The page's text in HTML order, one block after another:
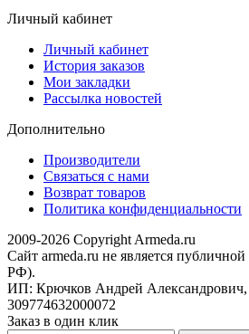
Личный кабинет
Личный кабинет
История заказов
Мои закладки
Рассылка новостей
Дополнительно
Производители
Связаться с нами
Возврат товаров
Политика конфиденциальности
2009-2026 Copyright Armeda.ru
Сайт armeda.ru не является
РФ).
ИП: Крючков Андрей
309774632000072
Заказ в один клик